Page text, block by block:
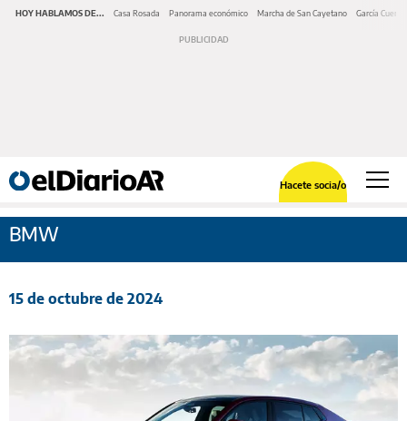
HOY HABLAMOS DE... Casa Rosada Panorama económico Marcha de San Cayetano García Cuerva
Hacete socia/o
BMW
15 de octubre de 2024